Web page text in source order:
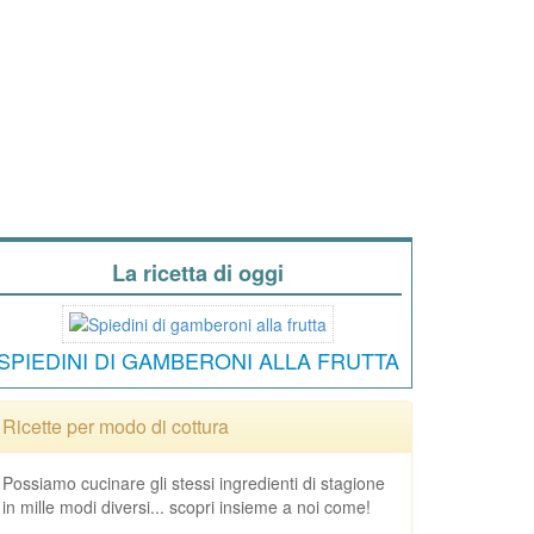
La ricetta di oggi
DI GAMBERONI ALLA FRUTTA
Ricette per modo di cottura
Possiamo cucinare gli stessi ingredienti di stagione
in mille modi diversi... scopri insieme a noi come!